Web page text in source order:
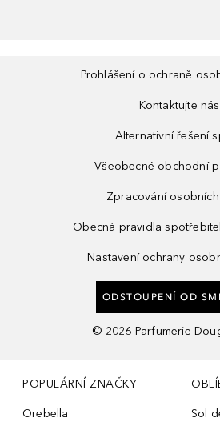
Prohlášení o ochraně
Kontaktujte nás
Alternativní řešení
Všeobecné obchodní
Zpracování
Obecná pravidla
Nastavení ochrany
ODSTOUPENÍ OD
© 2026 Parfumerie
POPULÁRNÍ ZNAČKY
Orebella
Sol